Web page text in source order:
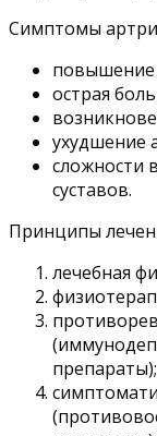
Симптомы
повышение
острая
ухудшение
сложности
суставов.
Принципы
лечебная
препараты);